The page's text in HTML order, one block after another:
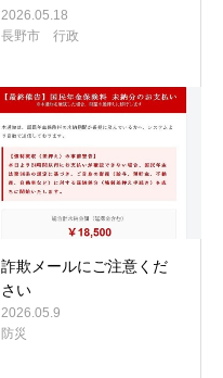
2026.05.18
長野市 行政
詐欺メールにご注意くだ
さい
2026.05.9
防災